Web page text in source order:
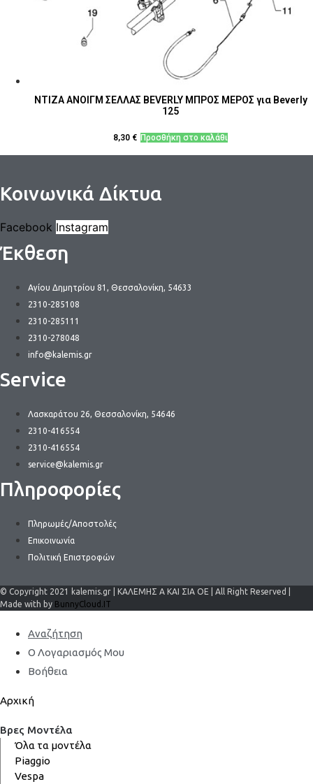
ΝΤΙΖΑ ΑΝΟΙΓΜ ΣΕΛΛΑΣ BEVERLY ΜΠΡΟΣ ΜΕΡΟΣ για Beverly
125
8,30 € Προσθήκη στο καλάθι
Κοινωνικά Δίκτυα
Facebook Instagram
Έκθεση
Αγίου Δημητρίου 81, Θεσσαλονίκη, 54633
2310-285108
2310-285111
2310-278048
info@kalemis.gr
Service
Λασκαράτου 26, Θεσσαλονίκη, 54646
2310-416554
2310-416554
service@kalemis.gr
Πληροφορίες
Πληρωμές/Αποστολές
Επικοινωνία
Πολιτική Επιστροφών
© Copyright 2021 kalemis.gr | ΚΑΛΕΜΗΣ Α ΚΑΙ ΣΙΑ ΟΕ | All Right Reserved |
Made with by BunnyCloud.IT
Αναζήτηση
Ο Λογαριασμός Μου
Βοήθεια
Αρχική
Βρες Μοντέλα
Όλα τα μοντέλα
Piaggio
Vespa